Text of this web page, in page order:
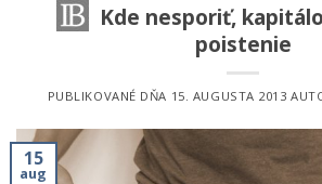
Kde nesporiť,
poistenie
PUBLIKOVANÉ DŇA 15. AUGUSTA 2013
15
aug